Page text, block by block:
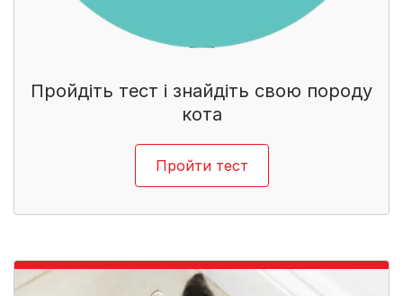
Пройдіть тест і знайдіть свою породу
кота
Пройти тест